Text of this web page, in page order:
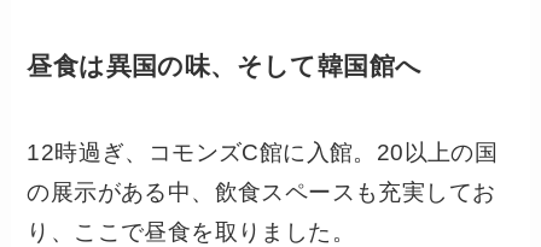
昼食は異国の味、そして韓国館へ
12時過ぎ、コモンズC館に入館。20以上の国
の展示がある中、飲食スペースも充実してお
り、ここで昼食を取りました。